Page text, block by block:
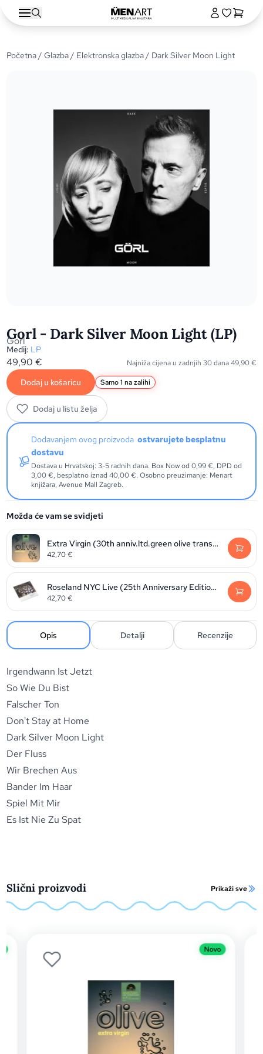
Početna/Glazba/ Elektronska glazba/ Dark Silver Moon Light
Gorl - Dark Silver Moon Light (LP)
Gorl
Medij: LP
49,90€ Najniža cijena u zadnjih 30 dana49,90€
Dodaj u košaricu Samo 1 na zalihi
Dodaj u listu želja
Dodavanjem ovog proizvodaostvarujete besplatnu
dostavu
Dostava u Hrvatskoj: 3-5 radnih dana. Box Now od 0,99 €, DPD od
3,00 €, besplatno iznad 40,00 €. Osobno preuzimanje: Menart
knjižara, Avenue Mall Zagreb.
Možda će vam se svidjeti
Extra Virgin (30th anniv.ltd.green olive transparent vinyl) (RSD2026)
42,70€
Roseland NYC Live (25th Anniversary Edition 2024)
42,70€
Opis Detalji Recenzije
Irgendwann Ist Jetzt
So Wie Du Bist
Falscher Ton
Don't Stay at Home
Dark Silver Moon Light
Der Fluss
Wir Brechen Aus
Bander Im Haar
Spiel Mit Mir
Es Ist Nie Zu Spat
Slični proizvodi Prikaži sve
Novo